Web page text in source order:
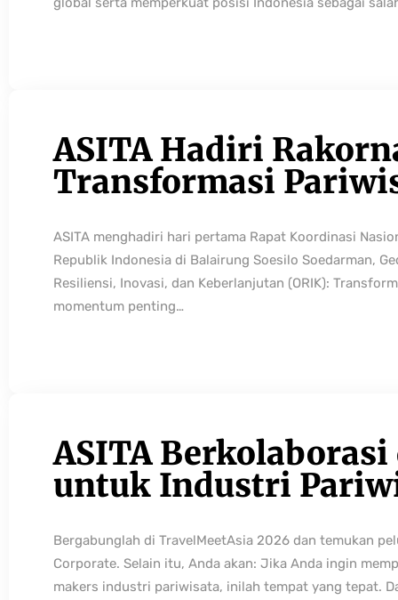
ASITA Hadiri
Transformasi
ASITA menghadiri hari pertama Rapat Koordinasi
Republik Indonesia di Balairung Soesilo Soedarman,
Resiliensi, Inovasi, dan Keberlanjutan (ORIK):
momentum penting…
ASITA
untuk Industri
Bergabunglah di TravelMeetAsia 2026 dan temukan
Corporate. Selain itu, Anda akan: Jika Anda ingin
makers industri pariwisata, inilah tempat yang tepat.